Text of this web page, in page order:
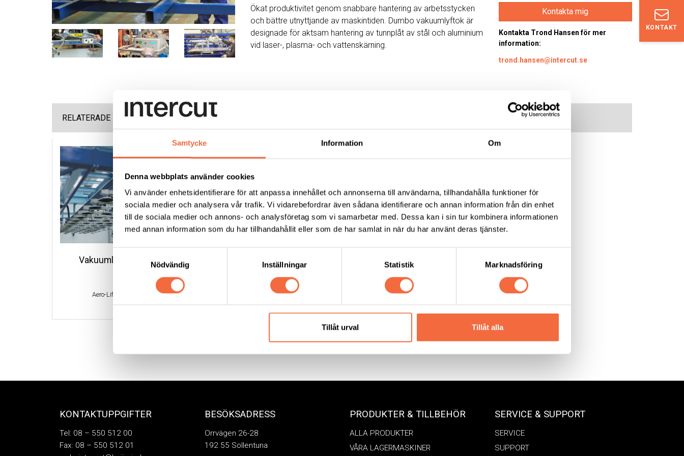
Samtycke Information Om
Denna webbplats använder cookies
Vi använder enhetsidentifierare för att anpassa innehållet och annonserna till användarna, tillhandahålla funktioner för
sociala medier och analysera vår trafik. Vi vidarebefordrar även sådana identifierare och annan information från din enhet
till de sociala medier och annons- och analysföretag som vi samarbetar med. Dessa kan i sin tur kombinera informationen
med annan information som du har tillhandahållit eller som de har samlat in när du har använt deras tjänster.
Nödvändig
Inställningar Statistik Marknadsföring
Tillåt urval Tillåt alla
Ökat produktivitet genom snabbare hantering av arbetsstycken
och bättre utnyttjande av maskintiden. Dumbo vakuumlyftok är
designade för aktsam hantering av tunnplåt av stål och aluminium
vid laser-, plasma- och vattenskärning.
Kontakta mig
Kontakta Trond Hansen för mer
information:
trond.hansen@intercut.se
RELATERADE PRODUKTER
Vakuumlyftok Aero-Lift
Aero-Lift
Vakuumlyftok Mammoth
Vakuumlyftok
Vakuumlyftok Tantor
Skanveir|Vakuumlyftok
KONTAKT
KONTAKTUPPGIFTER
Tel: 08 – 550 512 00
Fax: 08 – 550 512 01
BESÖKSADRESS
Orrvägen 26-28
192 55 Sollentuna
PRODUKTER & TILLBEHÖR
ALLA PRODUKTER
VÅRA LAGERMASKINER
SERVICE & SUPPORT
SERVICE
SUPPORT